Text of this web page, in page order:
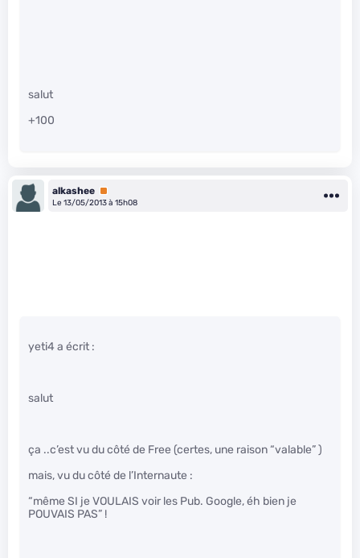
salut
+100
alkashee Premium
Le 13/05/2013 à 15h08
yeti4 a écrit :
salut
ça ..c’est vu du côté de Free (certes, une raison “valable” )
mais, vu du côté de l’Internaute :
“même SI je VOULAIS voir les Pub. Google, éh bien je
POUVAIS PAS” !